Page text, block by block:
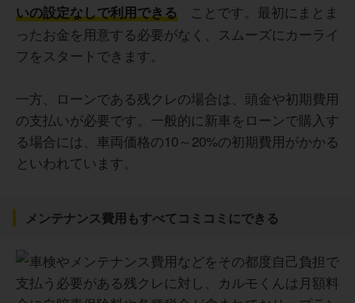
いの設定なしで利用できる
ことです。最初にまとま
ったお金を用意する必要がなく、スムーズにカーライ
フをスタートできます。
一方、ローンである残クレの場合は、頭金や初期費用
の支払いが必要です。一般的に新車をローンで購入す
る場合には、車両価格の10～20%の初期費用がかかる
といわれています。
メンテナンス費用もすべてコミコミにできる